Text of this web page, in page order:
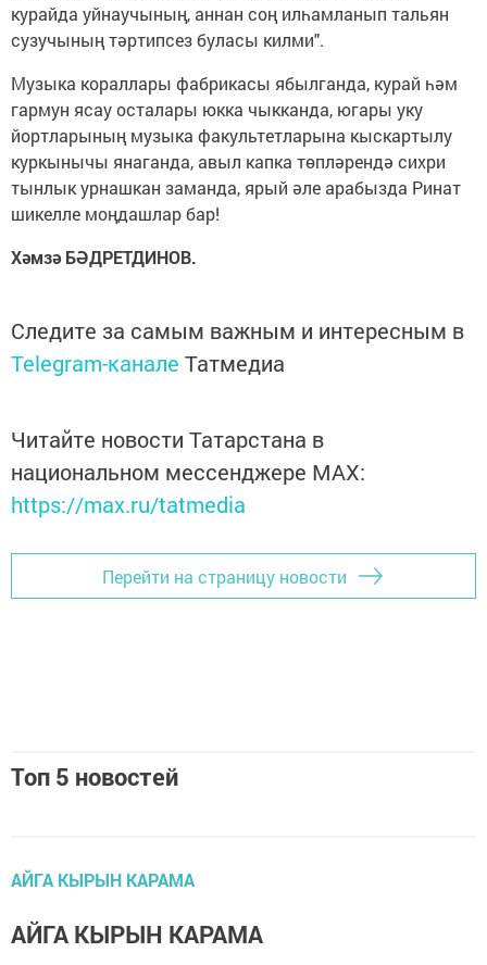
курайда уйнаучының, аннан соң илһамланып тальян
сузучының тәртипсез буласы килми".
Музыка кораллары фабрикасы ябылганда, курай һәм
гармун ясау осталары юкка чыкканда, югары уку
йортларының музыка факультетларына кыскартылу
куркынычы янаганда, авыл капка төпләрендә сихри
тынлык урнашкан заманда, ярый әле арабызда Ринат
шикелле моңдашлар бар!
Хәмзә БӘДРЕТДИНОВ.
Следите за самым важным и интересным в
Telegram-канале Татмедиа
Читайте новости Татарстана в
национальном мессенджере MАХ:
https://max.ru/tatmedia
Перейти на страницу новости
Топ 5 новостей
АЙГА КЫРЫН КАРАМА
АЙГА КЫРЫН КАРАМА